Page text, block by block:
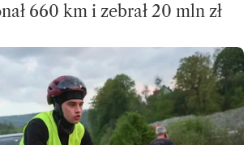
660 km i zebrał 20 mln zł